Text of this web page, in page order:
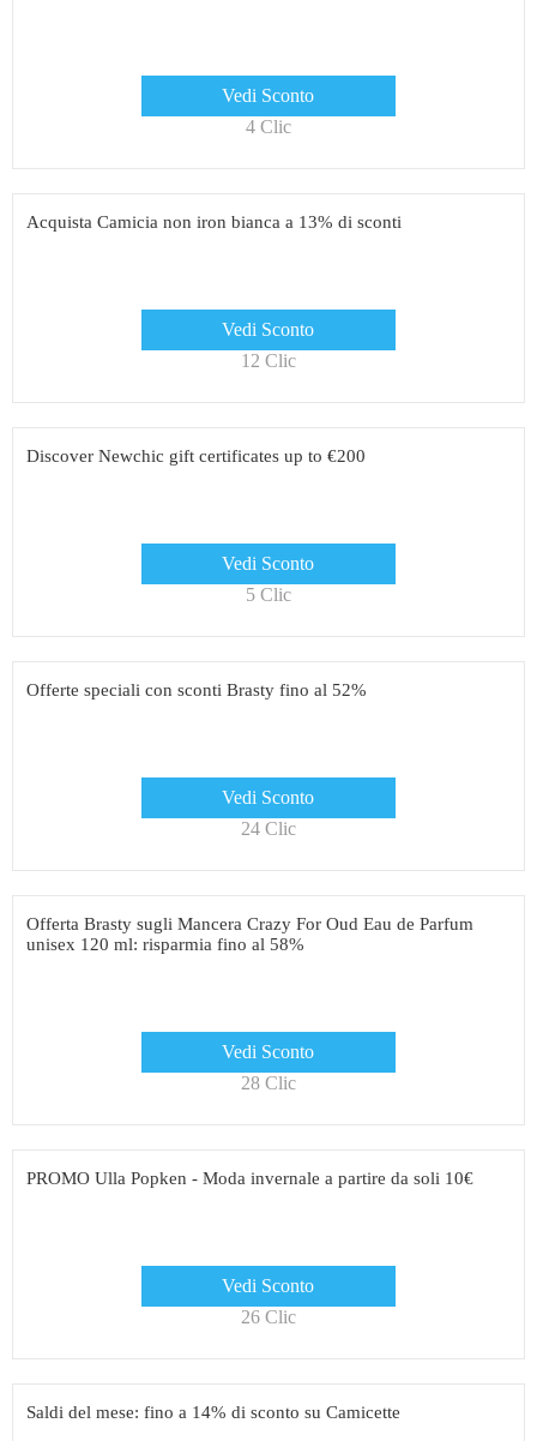
Vedi Sconto
4 Clic
Acquista Camicia non iron bianca a 13% di sconti
Vedi Sconto
12 Clic
Discover Newchic gift certificates up to €200
Vedi Sconto
5 Clic
Offerte speciali con sconti Brasty fino al 52%
Vedi Sconto
24 Clic
Offerta Brasty sugli Mancera Crazy For Oud Eau de Parfum
unisex 120 ml: risparmia fino al 58%
Vedi Sconto
28 Clic
PROMO Ulla Popken - Moda invernale a partire da soli 10€
Vedi Sconto
26 Clic
Saldi del mese: fino a 14% di sconto su Camicette